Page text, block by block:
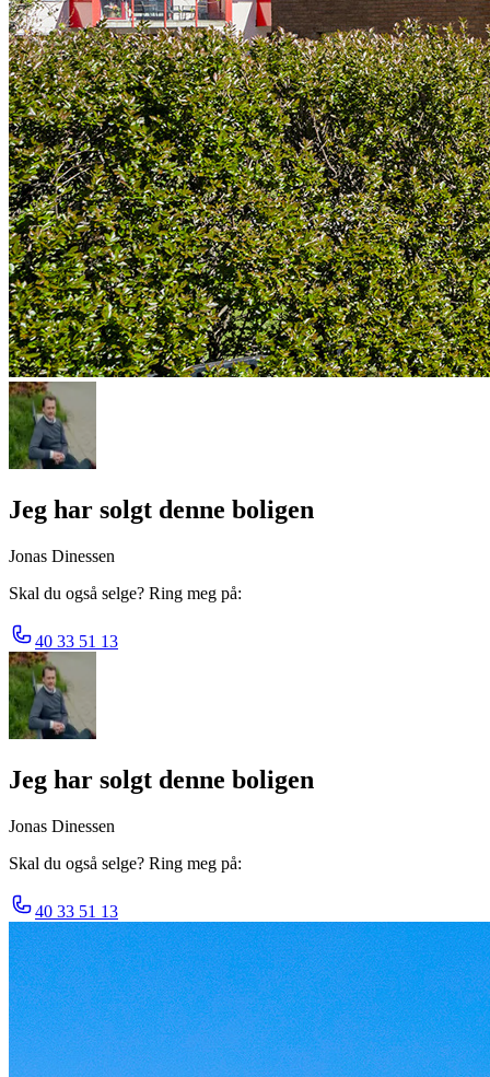
Jeg har solgt denne boligen
Jonas Dinessen
Skal du også selge? Ring meg på:
40 33 51 13
Jeg har solgt denne boligen
Jonas Dinessen
Skal du også selge? Ring meg på:
40 33 51 13